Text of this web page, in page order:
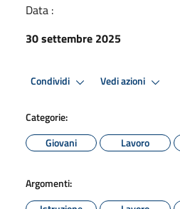
Data :
30 settembre 2025
Condividi Vedi azioni
Categorie:
Giovani
Lavoro
Argomenti: